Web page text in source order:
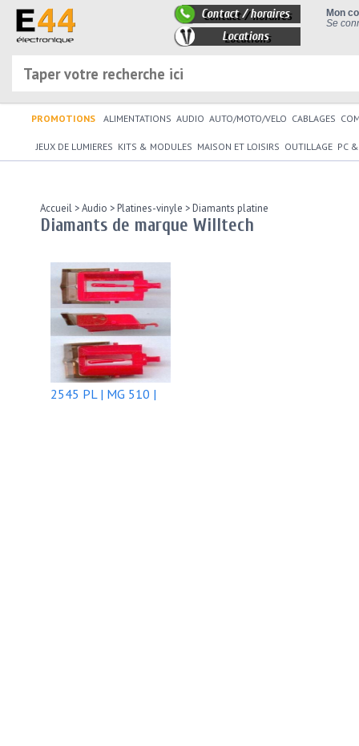
Mon
Se
Contact / horaires
Locations
PROMOTIONS ALIMENTATIONS AUDIO AUTO/MOTO/VELO CABLAGES
JEUX DE LUMIERES KITS & MODULES MAISON ET LOISIRS OUTILLAGE PC
Accueil >Audio >Platines-vinyle >Diamants platine
Diamants de marque Willtech
2545 PL | MG 510 |